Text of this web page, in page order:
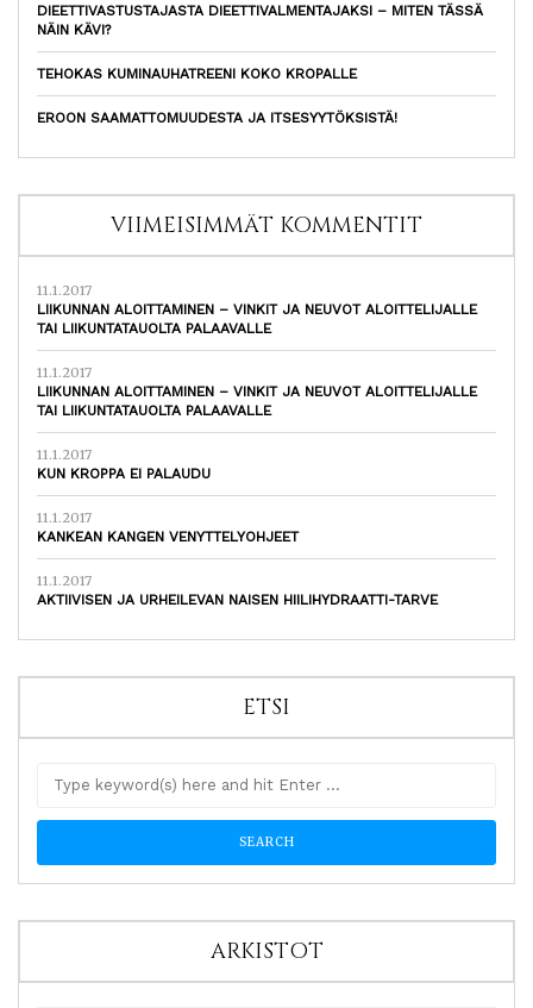
DIEETTIVASTUSTAJASTA DIEETTIVALMENTAJAKSI – MITEN TÄSSÄ
NÄIN KÄVI?
TEHOKAS KUMINAUHATREENI KOKO KROPALLE
EROON SAAMATTOMUUDESTA JA ITSESYYTÖKSISTÄ!
VIIMEISIMMÄT KOMMENTIT
11.1.2017
LIIKUNNAN ALOITTAMINEN – VINKIT JA NEUVOT ALOITTELIJALLE
TAI LIIKUNTATAUOLTA PALAAVALLE
11.1.2017
LIIKUNNAN ALOITTAMINEN – VINKIT JA NEUVOT ALOITTELIJALLE
TAI LIIKUNTATAUOLTA PALAAVALLE
11.1.2017
KUN KROPPA EI PALAUDU
11.1.2017
KANKEAN KANGEN VENYTTELYOHJEET
11.1.2017
AKTIIVISEN JA URHEILEVAN NAISEN HIILIHYDRAATTI-TARVE
ETSI
ARKISTOT